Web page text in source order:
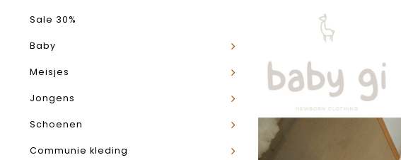
Sale 30%
Baby
Meisjes
Jongens
Schoenen
Communie kleding